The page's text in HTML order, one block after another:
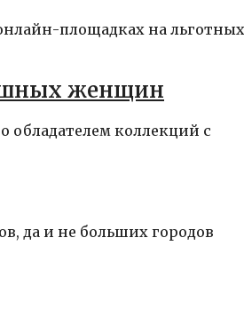
площадках на льготных
женщин
коллекций с
да и не больших городов